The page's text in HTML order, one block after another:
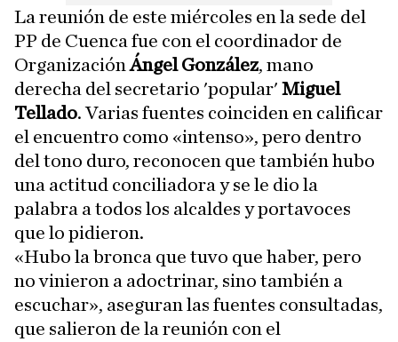
La reunión de este miércoles en la sede del
PP de Cuenca fue con el coordinador de
OrganizaciónÁngel González, mano
derecha del secretario 'popular' Miguel
Tellado. Varias fuentes coinciden en calificar
el encuentro como «intenso», pero dentro
del tono duro, reconocen que también hubo
una actitud conciliadora y se le dio la
palabra a todos los alcaldes y portavoces
que lo pidieron.
«Hubo la bronca que tuvo que haber, pero
no vinieron a adoctrinar, sino también a
escuchar», aseguran las fuentes consultadas,
que salieron de la reunión con el